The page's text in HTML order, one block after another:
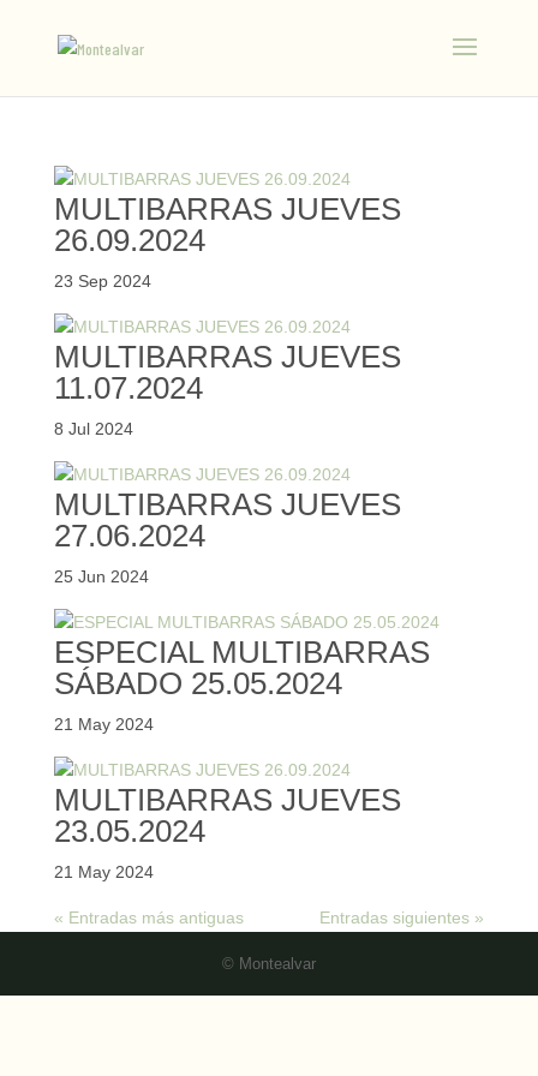
MULTIBARRAS JUEVES
26.09.2024
23 Sep 2024
MULTIBARRAS JUEVES
11.07.2024
8 Jul 2024
MULTIBARRAS JUEVES
27.06.2024
25 Jun 2024
ESPECIAL MULTIBARRAS
SÁBADO 25.05.2024
21 May 2024
MULTIBARRAS JUEVES
23.05.2024
21 May 2024
« Entradas más antiguas Entradas siguientes »
© Montealvar